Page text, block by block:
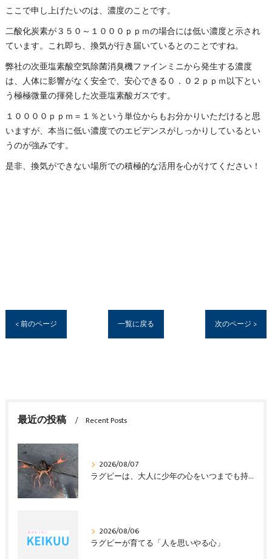
ここで申し上げたいのは、濃度のことです。
二酸化炭素が３５０～１０００ｐｐｍの場合には低い濃度と示され
ています。これ即ち、換気が行き届いているとのことですね。
弊社の次亜塩素酸空気除菌消臭機ファインミニから発生する濃度
は、人体に影響がなく安全で、安心できる０．０２ｐｐｍ以下とい
う極極微量の揮発した次亜塩素酸ガスです。
１００００ｐｐｍ＝１％という単位からもお分かりいただけると思
いますが、本当に低い濃度でのエビデンスがしっかりしているとい
うのが強みです。
是非、換気ができない場所での積極的な活用を心がけてください！
< 前のページ 一覧に戻る 次のページ >
最近の投稿 Recent Posts
2026/08/07
ラグビーは、大人に少年の心をいつまでも持ち続けさせる
2026/08/06
ラグビーが育てる「人を思いやる心」